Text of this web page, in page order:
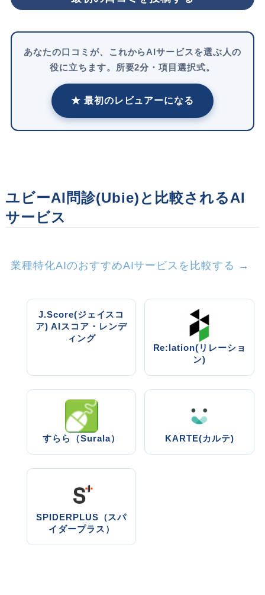
あなたの口コミが、これからAIサービスを選ぶ人の
役に立ちます。所要2分・項目選択式。
★ 最初のレビュアーになる
ユビーAI問診(Ubie)と比較されるAI
サービス
業種特化AIのおすすめAIサービスを比較する →
J.Score(ジェイスコ
ア) AIスコア・レンデ
ィング
Re:lation(リレーショ
ン)
すらら（Surala） KARTE(カルテ)
SPIDERPLUS（スパ
イダープラス）